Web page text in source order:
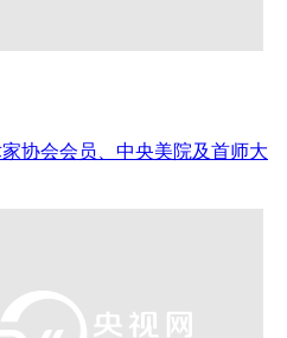
协会会员、中央美院及首师大